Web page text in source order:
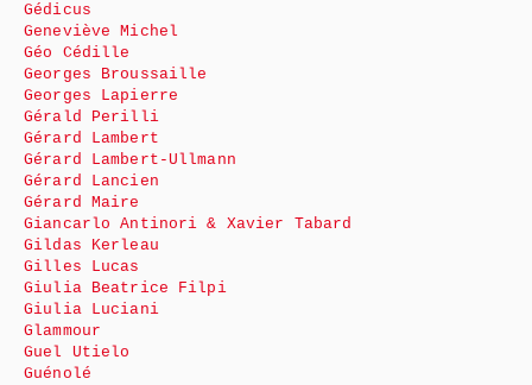
Gédicus
Geneviève Michel
Géo Cédille
Georges Broussaille
Georges Lapierre
Gérald Perilli
Gérard Lambert
Gérard Lambert-Ullmann
Gérard Lancien
Gérard Maire
Giancarlo Antinori & Xavier Tabard
Gildas Kerleau
Gilles Lucas
Giulia Beatrice Filpi
Giulia Luciani
Glammour
Guel Utielo
Guénolé